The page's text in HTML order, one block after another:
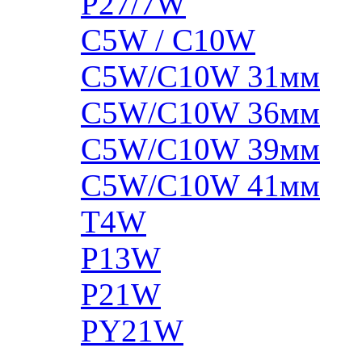
C5W / C10W
C5W/C10W 31мм
C5W/C10W 36мм
C5W/C10W 39мм
C5W/C10W 41мм
T4W
P13W
P21W
PY21W